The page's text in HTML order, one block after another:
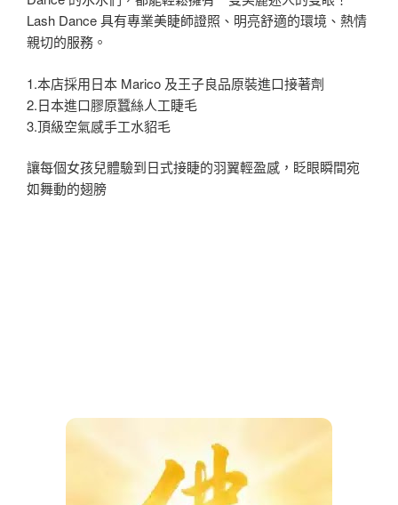
Lash Dance 具有專業美睫師證照、明亮舒適的環境、熱情
親切的服務。
1.本店採用日本 Marico 及王子良品原裝進口接著劑
2.日本進口膠原蠶絲人工睫毛
3.頂級空氣感手工水貂毛
讓每個女孩兒體驗到日式接睫的羽翼輕盈感，眨眼瞬間宛
如舞動的翅膀